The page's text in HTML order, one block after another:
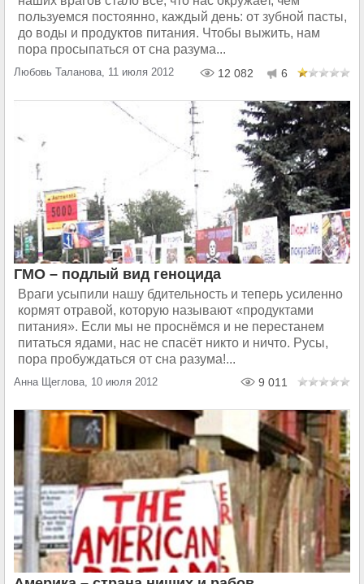
пользуемся постоянно, каждый день: от зубной пасты,
до воды и продуктов питания. Чтобы выжить, нам
пора просыпаться от сна разума...
Любовь Таланова, 11 июля 2012 12 082 6
ГМО – подлый вид геноцида
Враги усыпили нашу бдительность и теперь усиленно
кормят отравой, которую называют «продуктами
питания». Если мы не проснёмся и не перестанем
питаться ядами, нас не спасёт никто и ничто. Русы,
пора пробуждаться от сна разума!...
Анна Щеглова, 10 июля 2012 9 011